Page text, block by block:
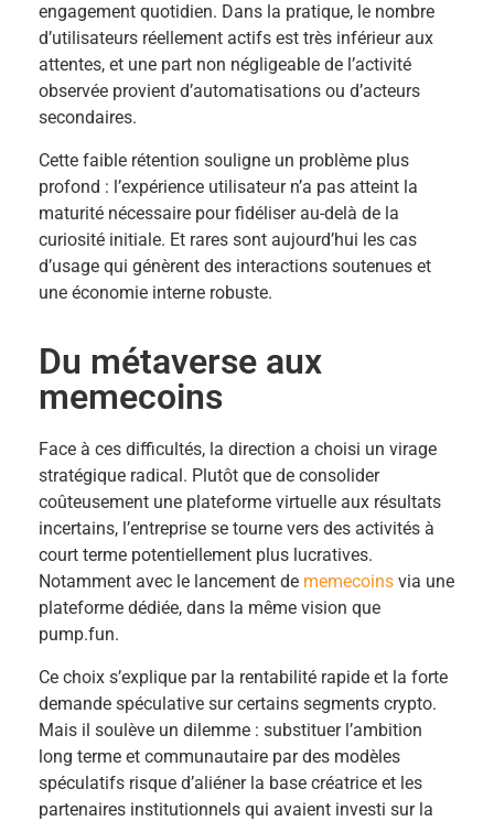
engagement quotidien. Dans la pratique, le nombre
d’utilisateurs réellement actifs est très inférieur aux
attentes, et une part non négligeable de l’activité
observée provient d’automatisations ou d’acteurs
secondaires.
Cette faible rétention souligne un problème plus
profond : l’expérience utilisateur n’a pas atteint la
maturité nécessaire pour fidéliser au-delà de la
curiosité initiale. Et rares sont aujourd’hui les cas
d’usage qui génèrent des interactions soutenues et
une économie interne robuste.
Du métaverse aux
memecoins
Face à ces difficultés, la direction a choisi un virage
stratégique radical. Plutôt que de consolider
coûteusement une plateforme virtuelle aux résultats
incertains, l’entreprise se tourne vers des activités à
court terme potentiellement plus lucratives.
Notamment avec le lancement de memecoins via une
plateforme dédiée, dans la même vision que
pump.fun.
Ce choix s’explique par la rentabilité rapide et la forte
demande spéculative sur certains segments crypto.
Mais il soulève un dilemme : substituer l’ambition
long terme et communautaire par des modèles
spéculatifs risque d’aliéner la base créatrice et les
partenaires institutionnels qui avaient investi sur la